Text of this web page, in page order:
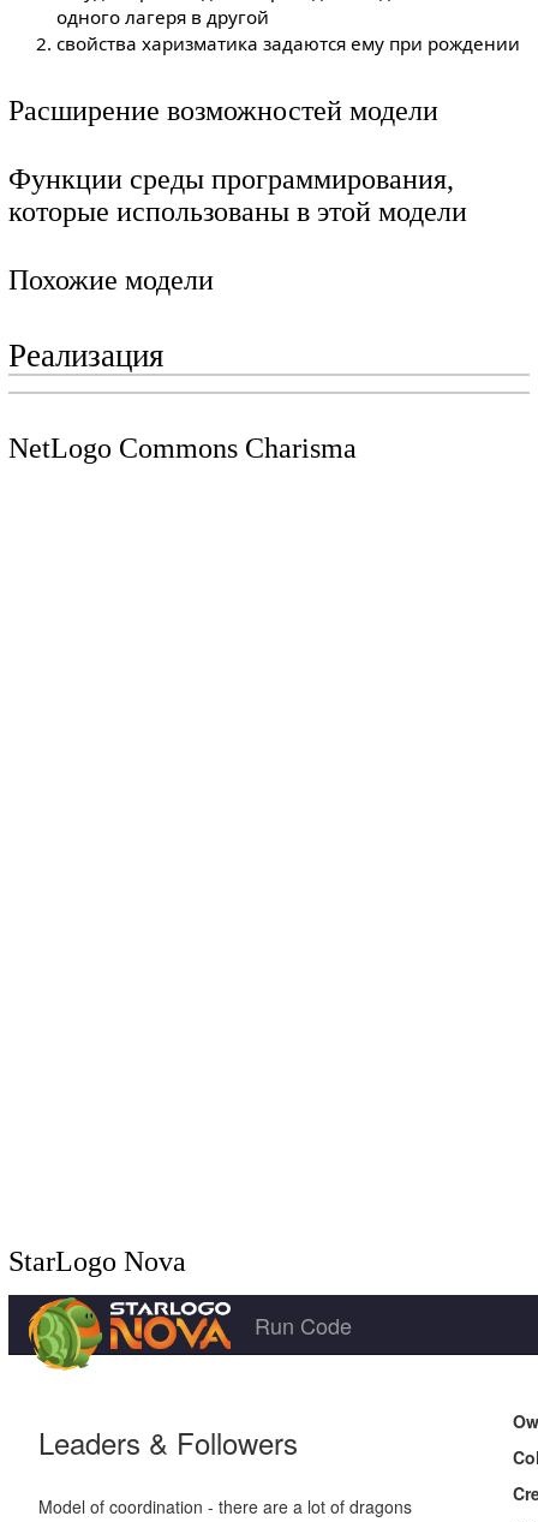
одного лагеря в другой
свойства харизматика задаются ему при рождении
Расширение возможностей модели
Функции среды программирования,
которые использованы в этой модели
Похожие модели
Реализация
NetLogo Commons Charisma
StarLogo Nova